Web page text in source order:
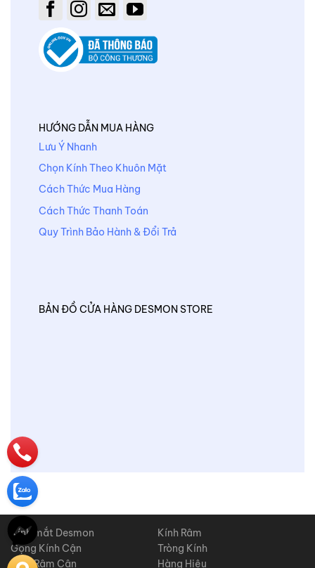
HƯỚNG DẪN MUA HÀNG
Lưu Ý Nhanh
Chọn Kính Theo Khuôn Mặt
Cách Thức Mua Hàng
Cách Thức Thanh Toán
Quy Trình Bảo Hành & Đổi Trả
BẢN ĐỒ CỬA HÀNG DESMON STORE
Kính mắt Desmon
Kính Râm
Gọng Kính Cận
Tròng Kính
Kính Râm Cận
Hàng Hiệu